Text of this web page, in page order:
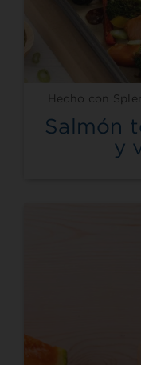
Hecho con
Salmón
y